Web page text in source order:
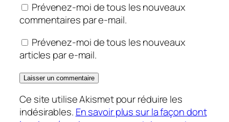
Prévenez-moi de tous les nouveaux
commentaires par e-mail.
Prévenez-moi de tous les nouveaux
articles par e-mail.
Ce site utilise Akismet pour réduire les
indésirables. En savoir plus sur la façon dont